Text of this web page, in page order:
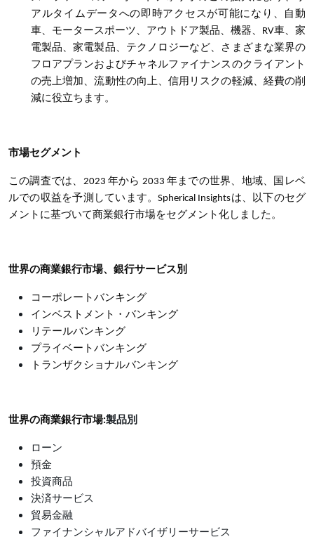
アルタイムデータへの即時アクセスが可能になり、自動
車、モータースポーツ、アウトドア製品、機器、 RV車、家
電製品、家電製品、テクノロジーなど、さまざまな業界の
フロアプランおよびチャネルファイナンスのクライアント
の売上増加、流動性の向上、信用リスクの軽減、経費の削
減に役立ちます。
市場セグメント
この調査では、2023 年から 2033 年までの世界、地域、国レベ
ルでの収益を予測しています。Spherical Insightsは、以下のセグ
メントに基づいて商業銀行市場をセグメント化しました。
世界の商業銀行市場、銀行サービス別
コーポレートバンキング
インベストメント・バンキング
リテールバンキング
プライベートバンキング
トランザクショナルバンキング
世界の商業銀行市場:製品別
ローン
預金
投資商品
決済サービス
貿易金融
ファイナンシャルアドバイザリーサービス